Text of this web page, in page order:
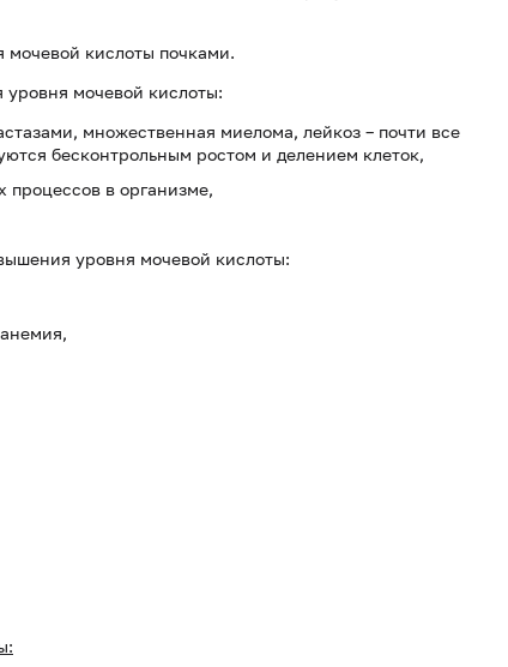
кислоты почками.
мочевой кислоты:
множественная миелома, лейкоз – почти все
бесконтрольным ростом и делением клеток,
процессов в организме,
уровня мочевой кислоты: